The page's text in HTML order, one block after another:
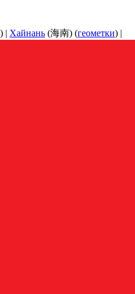
| Хайнань (海南) (геометки) |